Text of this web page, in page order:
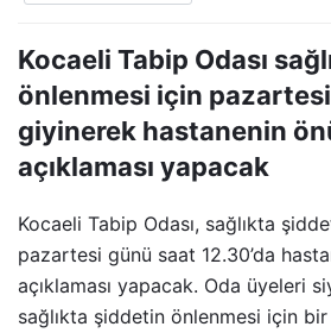
Kocaeli Tabip Odası
önlenmesi için
giyinerek hastanenin
açıklaması yapacak
Kocaeli Tabip Odası, sağlıkta
pazartesi günü saat 12.30’da
açıklaması yapacak. Oda üyeleri
sağlıkta şiddetin önlenmesi için